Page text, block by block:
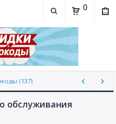
0
(137)
обслуживания